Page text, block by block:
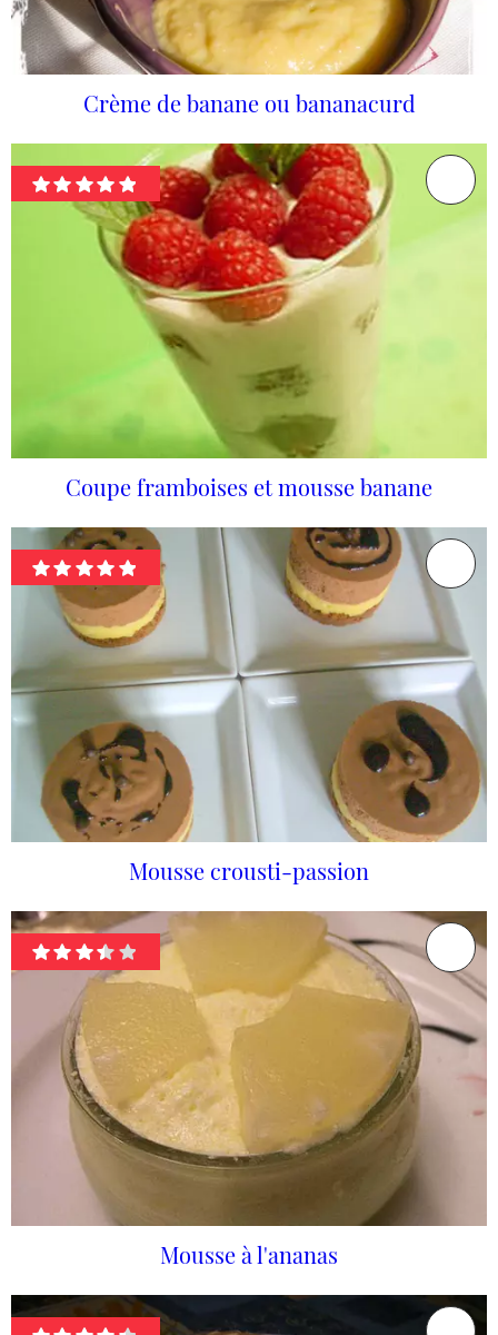
Crème de banane ou bananacurd
Coupe framboises et mousse banane
Mousse crousti-passion
Mousse à l'ananas